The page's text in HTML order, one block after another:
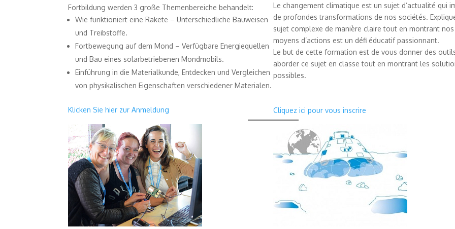
Fortbildung werden 3 große Themenbereiche behandelt:
Wie funktioniert eine Rakete – Unterschiedliche Bauweisen
und Treibstoffe.
Fortbewegung auf dem Mond – Verfügbare Energiequellen
und Bau eines solarbetriebenen Mondmobils.
Einführung in die Materialkunde, Entdecken und Vergleichen
von physikalischen Eigenschaften verschiedener Materialen.
Klicken Sie hier zur Anmeldung
Le changement climatique est un sujet d’actualité qui
de profondes transformations de nos sociétés.
sujet complexe de manière claire tout en montrant nos
moyens d’actions est un défi éducatif passionnant.
Le but de cette formation est de vous donner des
aborder ce sujet en classe tout en montrant les
possibles.
Cliquez ici pour vous inscrire